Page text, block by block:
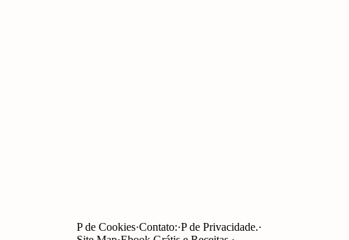
P de Cookies Contato: P de Privacidade.